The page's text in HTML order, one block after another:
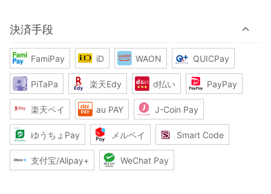
決済手段
FamiPay iD WAON QUICPay
PiTaPa 楽天Edy d払い PayPay
楽天ペイ au PAY J-Coin Pay
ゆうちょPay メルペイ Smart Code
支付宝/Alipay+ WeChat Pay